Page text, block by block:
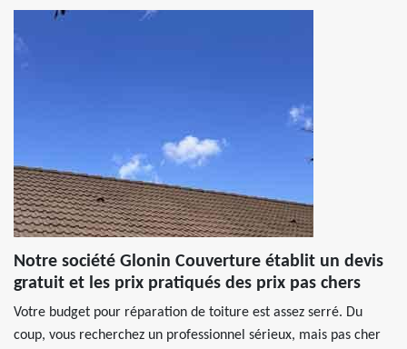
Notre société Glonin Couverture établit un devis
gratuit et les prix pratiqués des prix pas chers
Votre budget pour réparation de toiture est assez serré. Du
coup, vous recherchez un professionnel sérieux, mais pas cher